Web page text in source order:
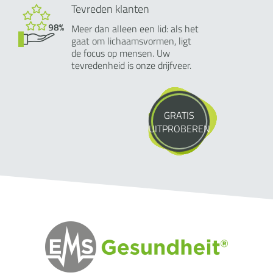
Tevreden klanten
Meer dan alleen een lid: als het
gaat om lichaamsvormen, ligt
de focus op mensen. Uw
tevredenheid is onze drijfveer.
GRATIS
UITPROBEREN